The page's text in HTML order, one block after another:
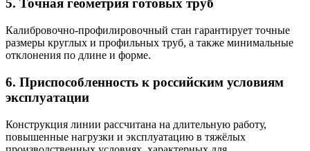
5. Точная геометрия готовых труб
Калибровочно-профилировочный стан гарантирует точные
размеры круглых и профильных труб, а также минимальные
отклонения по длине и форме.
6. Приспособленность к российским условиям
эксплуатации
Конструкция линии рассчитана на длительную работу,
повышенные нагрузки и эксплуатацию в тяжёлых